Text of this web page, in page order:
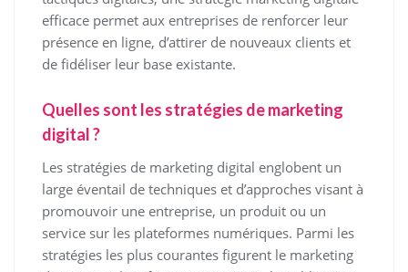
efficace permet aux entreprises de renforcer leur
présence en ligne, d’attirer de nouveaux clients et
de fidéliser leur base existante.
Quelles sont les stratégies de marketing
digital ?
Les stratégies de marketing digital englobent un
large éventail de techniques et d’approches visant à
promouvoir une entreprise, un produit ou un
service sur les plateformes numériques. Parmi les
stratégies les plus courantes figurent le marketing